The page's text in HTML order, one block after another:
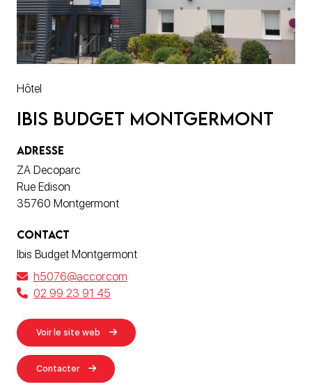
Hôtel
Ibis Budget Montgermont
ADRESSE
ZA Decoparc
Rue Edison
35760 Montgermont
CONTACT
Ibis Budget Montgermont
h5076@accor.com
02 99 23 91 45
Voir le site web
Contacter